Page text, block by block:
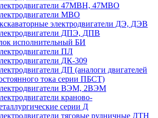
47MBH, 47МВО
MBO
электродвигатели ДЭ, ДЭВ
ДПЭ, ДПВ
исполнительный БИ
ПЛ
ДК-309
ДП (аналоги двигателей
тока серии ПБСТ)
ВЭМ, 2ВЭМ
краново-
серии Д
тяговые рудничные ДТН